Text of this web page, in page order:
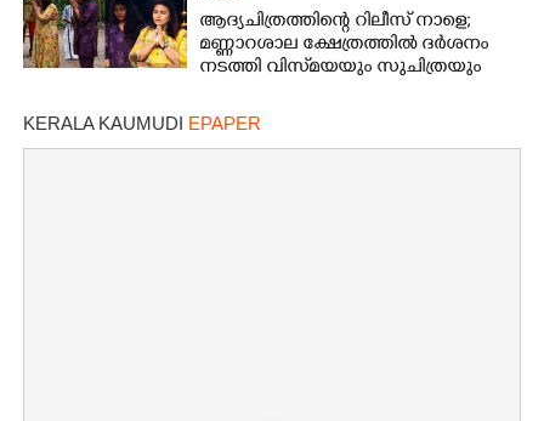
ആദ്യചിത്രത്തിന്റെ റിലീസ് നാളെ;
മണ്ണാറശാല ക്ഷേത്രത്തിൽ ദർശനം
നടത്തി വിസ്‌മയയും സുചിത്രയും
KERALA KAUMUDI EPAPER